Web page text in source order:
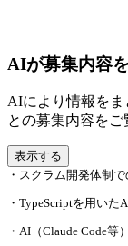
AIが募集内容
AIにより情報を
との募集内容をご
表示する
・スクラム開発体制
・TypeScriptを用いた
・AI（Claude Code